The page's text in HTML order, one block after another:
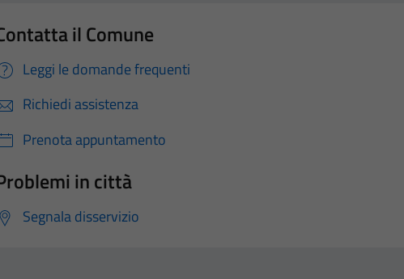
il Comune
Leggi le domande frequenti
Richiedi assistenza
Prenota appuntamento
in città
Segnala disservizio